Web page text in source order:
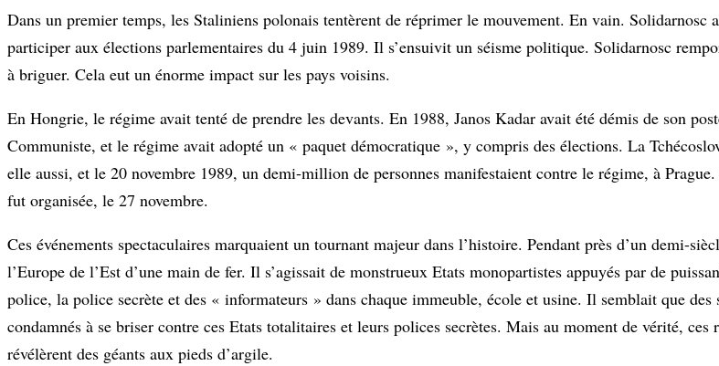
Dans un premier temps, les Staliniens polonais tentèrent de réprimer le mouvement. En vain. Solidarnosc
participer aux élections parlementaires du 4 juin 1989. Il s’ensuivit un séisme politique. Solidarnosc
à briguer. Cela eut un énorme impact sur les pays voisins.
En Hongrie, le régime avait tenté de prendre les devants. En 1988, Janos Kadar avait été démis de son
Communiste, et le régime avait adopté un « paquet démocratique », y compris des élections. La
elle aussi, et le 20 novembre 1989, un demi-million de personnes manifestaient contre le régime, à
fut organisée, le 27 novembre.
Ces événements spectaculaires marquaient un tournant majeur dans l’histoire. Pendant près d’un demi-
l’Europe de l’Est d’une main de fer. Il s’agissait de monstrueux Etats monopartistes appuyés par de
police, la police secrète et des « informateurs » dans chaque immeuble, école et usine. Il semblait que des
condamnés à se briser contre ces Etats totalitaires et leurs polices secrètes. Mais au moment de vérité,
révélèrent des géants aux pieds d’argile.